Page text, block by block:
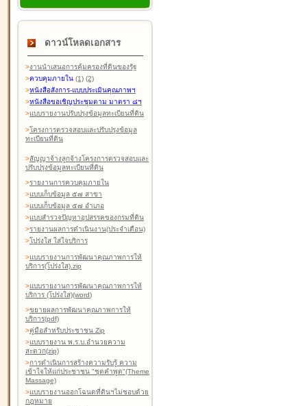
ดาวน์โหลดเอกสาร
>งานนำเสนอการคุ้มครองที่ดินของรัฐ
>ควบคุมภายใน (1) (2)
>หนังสือสังการ-แบบประเมินคุณภาพฯ
>หนังสือขอเชิญประชุมตาม มาตรา ๘ฯ
>แบบรายงานปรับปรุงข้อมูลทะเบียนที่ดิน
>โครงการตรวจสอบและปรับปรุงข้อมูล
ทะเบียนที่ดิน
>สัญญาจ้างลูกจ้างโครงการตรวจสอบและ
ปรับปรุงข้อมูลทะเบียนที่ดิน
>รายงานการควบคุมภายใน
>แบบเก็บข้อมูล ๕๗ สาขา
>แบบเก็บข้อมูล ๕๗ อำเภอ
>แบบสำรวจปัญหาอุปสรรคของกรมที่ดิน
>รายงานผลการดำเนินงาน(ประจำเดือน)
>โปร่งใส ใส่ใจบริการ
>แบบรายงานการพัฒนาคุณภาพการให้
บริการ(โปร่งใส).zip
>แบบรายงานการพัฒนาคุณภาพการให้
บริการ (โปร่งใส)(word)
>ขยายผลการพัฒนาคุณภาพการให้
บริการ(pdf)
>คู่มือสำหรับประชาชน Zip
>แบบรายงาน พ.ร.บ.อำนวยความ
สะดวก(zip)
>การดำเนินการสร้างความรับรู้ ความ
เข้าใจให้แก่ประชาชน "ชุดคำพูด"(Theme
Massage)
>แบบรายงานออกโฉนดที่ดินฯไม่ชอบด้วย
กฎหมาย